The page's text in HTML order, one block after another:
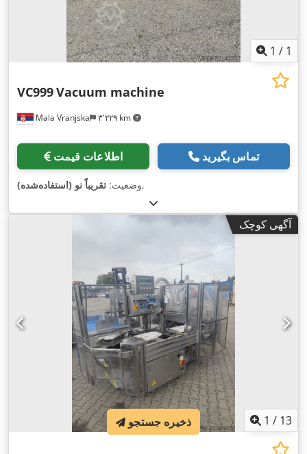
1 / 1
Mala Vranjska ۳٬۲۲۹ km
VC999Vacuum machine
اطلاعات قیمت تماس بگیرید
وضعیت: تقریباً نو (استفاده‌شده) ,
آگهی کوچک
1 / 13 ذخیره جستجو